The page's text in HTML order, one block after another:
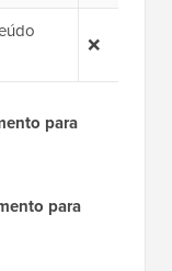
❌
para
para